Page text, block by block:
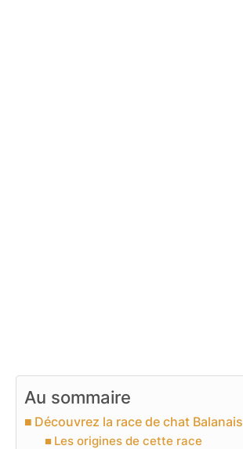
Au sommaire
Découvrez la race de chat Balanais
Les origines de cette race